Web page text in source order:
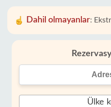
Dahil olmayanlar:
Ülke